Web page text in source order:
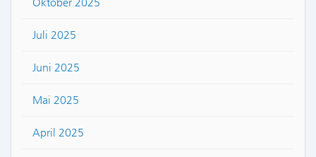
Juli 2025
Juni 2025
Mai 2025
April 2025